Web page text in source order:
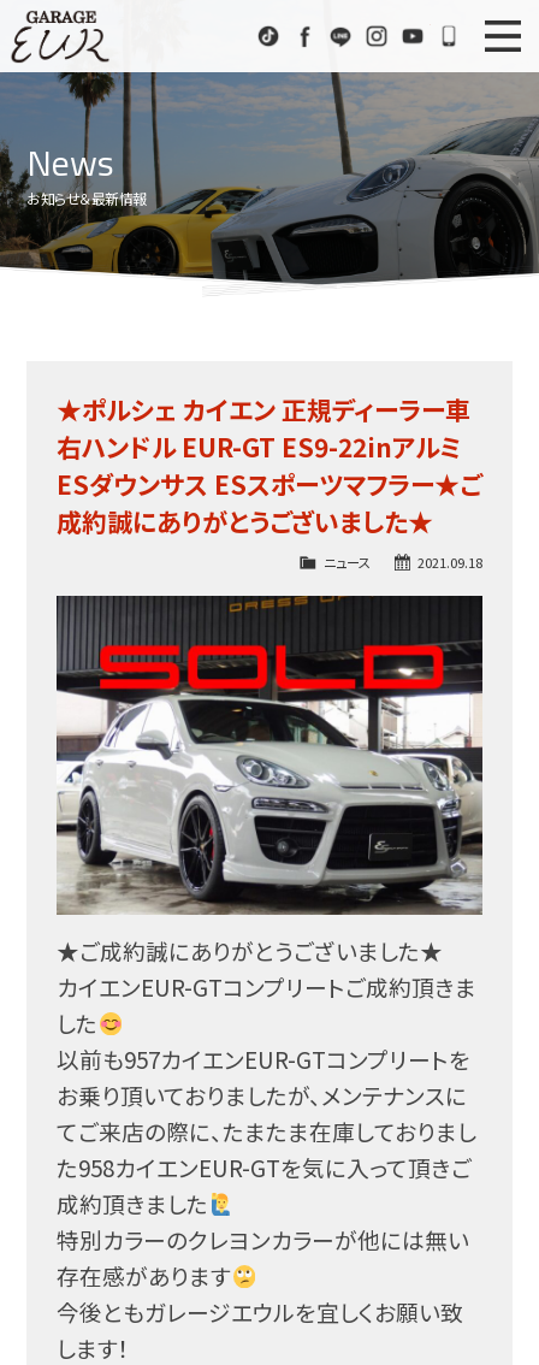
TikTokFacebook
LINE InstagramYoutube072-
ニュース
Stock List
在庫車情報
EUR Sports
EURスポーツ
アクセス
Contact us
お問い合わせ
News
お知らせ＆最新情報
★ポルシェ カイエン 正規ディーラー車
右ハンドル EUR-GT ES9-22inアルミ
ESダウンサス ESスポーツマフラー★ご
成約誠にありがとうございました★
2021.09.18
ニュース
★ご成約誠にありがとうございました★
カイエンEUR-GTコンプリートご成約頂きま
した
以前も957カイエンEUR-GTコンプリートを
お乗り頂いておりましたが、メンテナンスに
てご来店の際に、たまたま在庫しておりまし
た958カイエンEUR-GTを気に入って頂きご
成約頂きました
特別カラーのクレヨンカラーが他には無い
存在感があります
今後ともガレージエウルを宜しくお願い致
します！